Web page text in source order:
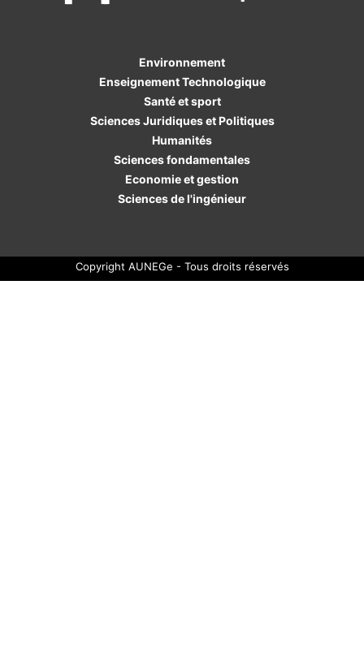
Environnement
Enseignement Technologique
Santé et sport
Sciences Juridiques et Politiques
Humanités
Sciences fondamentales
Economie et gestion
Sciences de l'ingénieur
Copyright AUNEGe - Tous droits réservés